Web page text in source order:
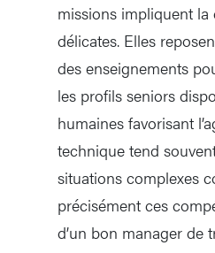
missions impliquent la
délicates. Elles
des enseignements
les profils seniors
humaines favorisant
technique tend
situations complexes
précisément ces
d’un bon manager de